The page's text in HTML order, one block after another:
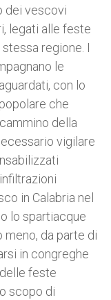
dei vescovi
legati alle feste
regione. I
le
con lo
che
della
vigilare
in Calabria nel
lo spartiacque
da parte di
in congreghe
feste
scopo di